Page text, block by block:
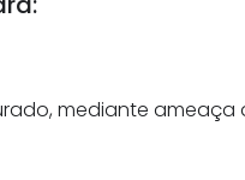
mediante